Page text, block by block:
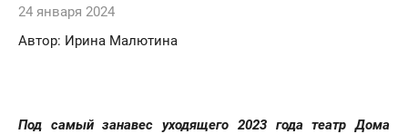
24 января 2024
Автор: Ирина Малютина
Под самый занавес уходящего 2023 года театр Дома